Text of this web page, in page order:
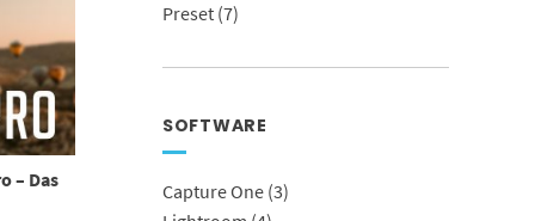
– Das
Preset (7)
SOFTWARE
Capture One (3)